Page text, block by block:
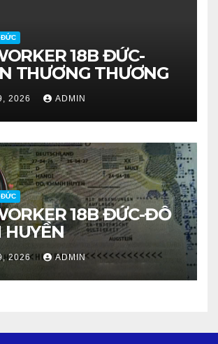
ĐỨC
18B ĐỨC-
THƯƠNG THƯƠNG
2026 ADMIN
ĐỨC
18B ĐỨC-ĐỖ
2026 ADMIN